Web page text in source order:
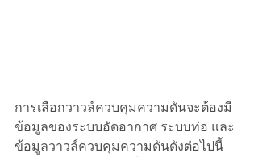
การเลือกวาวล์ควบคุมความดันจะต้องมี
ข้อมูลของระบบอัดอากาศ ระบบท่อ และ
ข้อมูลวาวล์ควบคุมความดันดังต่อไปนี้